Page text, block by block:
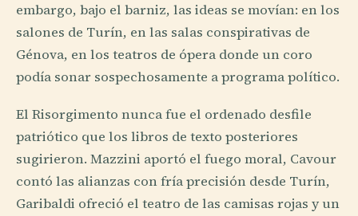
embargo, bajo el barniz, las ideas se movían: en los
salones de Turín, en las salas conspirativas de
Génova, en los teatros de ópera donde un coro
podía sonar sospechosamente a programa político.
El Risorgimento nunca fue el ordenado desfile
patriótico que los libros de texto posteriores
sugirieron. Mazzini aportó el fuego moral, Cavour
contó las alianzas con fría precisión desde Turín,
Garibaldi ofreció el teatro de las camisas rojas y un